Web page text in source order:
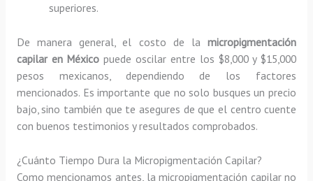
superiores.
De manera general, el costo de lamicropigmentación
capilar en México puede oscilar entre los $8,000 y $15,000
pesos mexicanos, dependiendo de los factores
mencionados. Es importante que no solo busques un precio
bajo, sino también que te asegures de que el centro cuente
con buenos testimonios y resultados comprobados.
¿Cuánto Tiempo Dura la Micropigmentación Capilar?
Como mencionamos antes, la micropigmentación capilar no